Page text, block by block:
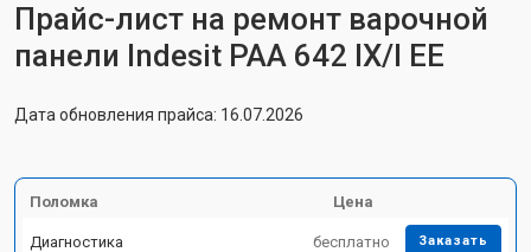
Прайс-лист на ремонт варочной
панели Indesit PAA 642 IX/I EE
Дата обновления прайса: 16.07.2026
Поломка Цена
Диагностика бесплатно Заказать